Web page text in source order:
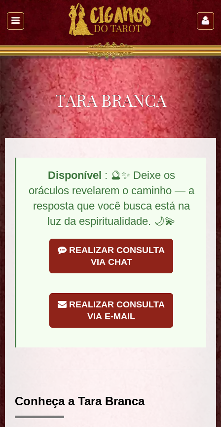
TARA BRANCA
Disponível : 🔮✨ Deixe os
oráculos revelarem o caminho — a
resposta que você busca está na
luz da espiritualidade. 🌙💫
REALIZAR CONSULTA
VIA CHAT
REALIZAR CONSULTA
VIA E-MAIL
Conheça a Tara Branca